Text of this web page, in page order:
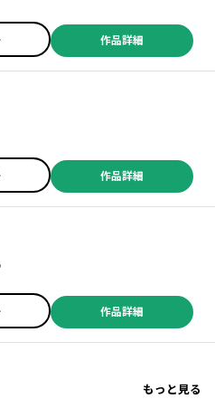
作品詳細
作品詳細
作品詳細
もっと見る